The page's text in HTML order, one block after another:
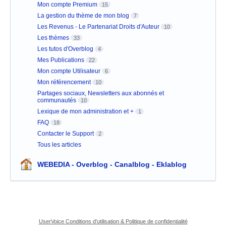
Mon compte Premium 15
La gestion du thème de mon blog 7
Les Revenus - Le Partenariat Droits d'Auteur 10
Les thèmes 33
Les tutos d'Overblog 4
Mes Publications 22
Mon compte Utilisateur 6
Mon référencement 10
Partages sociaux, Newsletters aux abonnés et
communautés
10
Lexique de mon administration et + 1
FAQ 18
Contacter le Support 2
Tous les articles
WEBEDIA - Overblog - Canalblog - Eklablog
UserVoice Conditions d'utilisation & Politique de confidentialité